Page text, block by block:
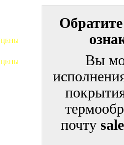
Вы
почту
ЦЕНЫ
ЦЕНЫ